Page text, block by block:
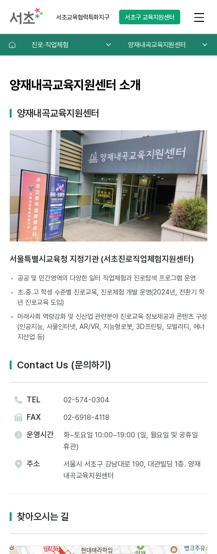
서초교육협력특화지구 서초구교육지원센터
진로∙직업체험 양재내곡교육지원센터
양재내곡교육지원센터 소개
양재내곡교육지원센터
서울특별시교육청 지정기관 (서초진로직업체험지원센터)
공공 및 민간영역의 다양한 일터 직업체험과 진로탐색 프로그램 운영​
초.중.고 학생 수준별 진로교육, 진로체험 개발 운영(2024년, 전환기 학
년 진로교육 도입)
미래사회 역량강화 및 신산업 관련분야 진로교육 정보제공과 콘텐츠 구성
(인공지능, 사물인터넷, AR/VR, 지능형로봇, 3D프린팅, 모빌리티, 에너
지산업 등)
Contact Us (문의하기)
TEL 02-574-0304
FAX 02-6918-4118
운영시간
화~토요일 10:00~19:00 (일, 월요일 및 공휴일
휴관)
주소
서울시 서초구 강남대로 190, 대관빌딩 1층. 양재
내곡교육지원센터​
찾아오시는 길